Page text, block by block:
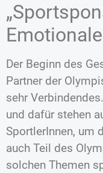
Der Beginn des
Partner der
sehr
und dafür stehen
SportlerInnen, um
auch Teil des
solchen Themen